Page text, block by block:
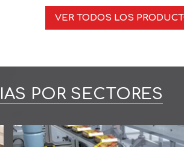
VER TODOS LOS
POR SECTORES